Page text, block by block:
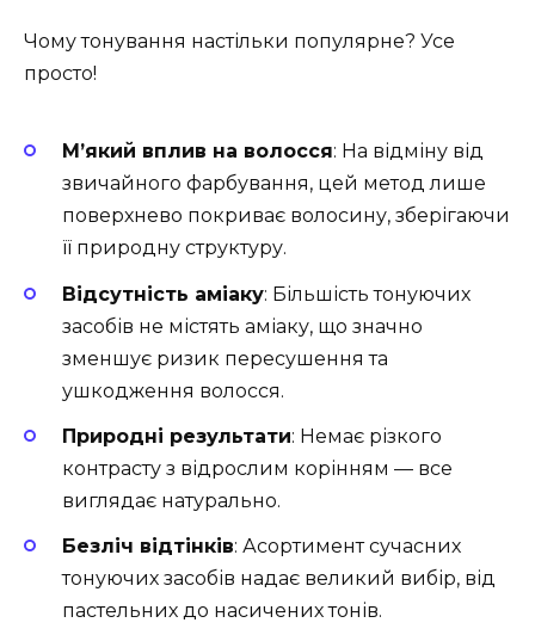
Чому тонування настільки популярне? Усе
просто!
М’який вплив на волосся: На відміну від
звичайного фарбування, цей метод лише
поверхнево покриває волосину, зберігаючи
її природну структуру.
Відсутність аміаку: Більшість тонуючих
засобів не містять аміаку, що значно
зменшує ризик пересушення та
ушкодження волосся.
Природні результати: Немає різкого
контрасту з відрослим корінням — все
виглядає натурально.
Безліч відтінків: Асортимент сучасних
тонуючих засобів надає великий вибір, від
пастельних до насичених тонів.